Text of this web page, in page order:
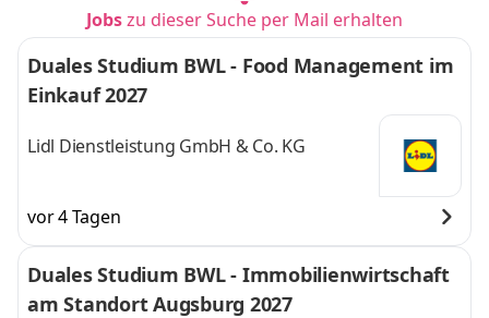
Jobszu dieser Suche per Mail erhalten
Duales Studium BWL - Food Management im
Einkauf 2027
Lidl Dienstleistung GmbH & Co. KG
vor 4 Tagen
Duales Studium BWL - Immobilienwirtschaft
am Standort Augsburg 2027